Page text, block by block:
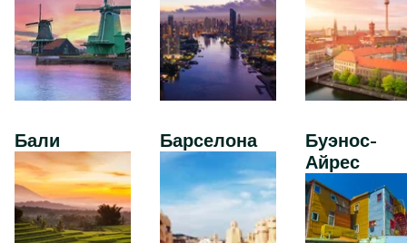
Бали Барселона
Буэнос-
Айрес